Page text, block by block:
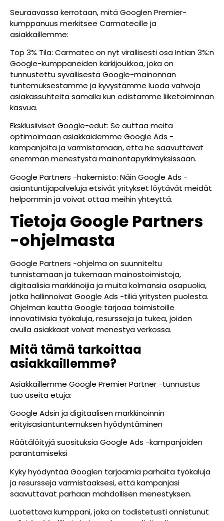
Seuraavassa kerrotaan, mitä Googlen Premier-
kumppanuus merkitsee Carmatecille ja
asiakkaillemme:
Top 3% Tila: Carmatec on nyt virallisesti osa Intian 3%:n
Google-kumppaneiden kärkijoukkoa, joka on
tunnustettu syvällisestä Google-mainonnan
tuntemuksestamme ja kyvystämme luoda vahvoja
asiakassuhteita samalla kun edistämme liiketoiminnan
kasvua.
Eksklusiiviset Google-edut: Se auttaa meitä
optimoimaan asiakkaidemme Google Ads -
kampanjoita ja varmistamaan, että he saavuttavat
enemmän menestystä mainontapyrkimyksissään.
Google Partners -hakemisto: Näin Google Ads -
asiantuntijapalveluja etsivät yritykset löytävät meidät
helpommin ja voivat ottaa meihin yhteyttä.
Tietoja Google Partners
-ohjelmasta
Google Partners -ohjelma on suunniteltu
tunnistamaan ja tukemaan mainostoimistoja,
digitaalisia markkinoijia ja muita kolmansia osapuolia,
jotka hallinnoivat Google Ads -tiliä yritysten puolesta.
Ohjelman kautta Google tarjoaa toimistoille
innovatiivisia työkaluja, resursseja ja tukea, joiden
avulla asiakkaat voivat menestyä verkossa.
Mitä tämä tarkoittaa
asiakkaillemme?
Asiakkaillemme Google Premier Partner -tunnustus
tuo useita etuja:
Google Adsin ja digitaalisen markkinoinnin
erityisasiantuntemuksen hyödyntäminen
Räätälöityjä suosituksia Google Ads -kampanjoiden
parantamiseksi
Kyky hyödyntää Googlen tarjoamia parhaita työkaluja
ja resursseja varmistaaksesi, että kampanjasi
saavuttavat parhaan mahdollisen menestyksen.
Luotettava kumppani, joka on todistetusti onnistunut